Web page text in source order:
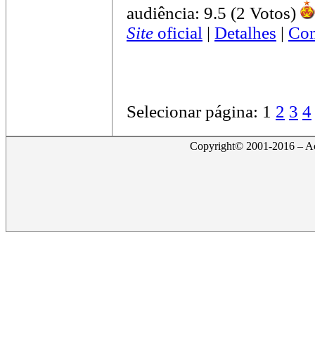
audiência: 9.5 (2 Votos)
Site oficial | Detalhes |
Selecionar página: 1 2 3 4
Copyright© 2001-2016 –